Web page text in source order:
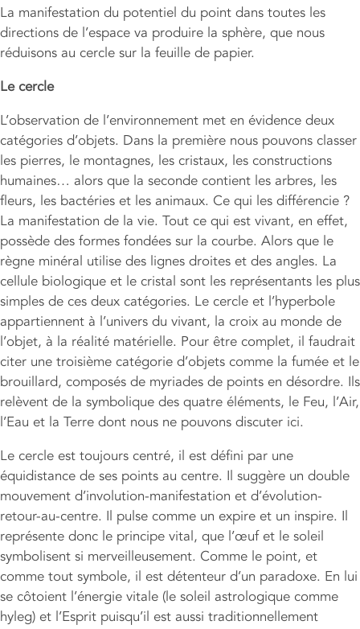
La manifestation du potentiel du point dans toutes les
directions de l’espace va produire la sphère, que nous
réduisons au cercle sur la feuille de papier.
Le cercle
L’observation de l’environnement met en évidence deux
catégories d’objets. Dans la première nous pouvons classer
les pierres, le montagnes, les cristaux, les constructions
humaines… alors que la seconde contient les arbres, les
fleurs, les bactéries et les animaux. Ce qui les différencie ?
La manifestation de la vie. Tout ce qui est vivant, en effet,
possède des formes fondées sur la courbe. Alors que le
règne minéral utilise des lignes droites et des angles. La
cellule biologique et le cristal sont les représentants les plus
simples de ces deux catégories. Le cercle et l’hyperbole
appartiennent à l’univers du vivant, la croix au monde de
l’objet, à la réalité matérielle. Pour être complet, il faudrait
citer une troisième catégorie d’objets comme la fumée et le
brouillard, composés de myriades de points en désordre. Ils
relèvent de la symbolique des quatre éléments, le Feu, l’Air,
l’Eau et la Terre dont nous ne pouvons discuter ici.
Le cercle est toujours centré, il est défini par une
équidistance de ses points au centre. Il suggère un double
mouvement d’involution-manifestation et d’évolution-
retour-au-centre. Il pulse comme un expire et un inspire. Il
représente donc le principe vital, que l’œuf et le soleil
symbolisent si merveilleusement. Comme le point, et
comme tout symbole, il est détenteur d’un paradoxe. En lui
se côtoient l’énergie vitale (le soleil astrologique comme
hyleg) et l’Esprit puisqu’il est aussi traditionnellement